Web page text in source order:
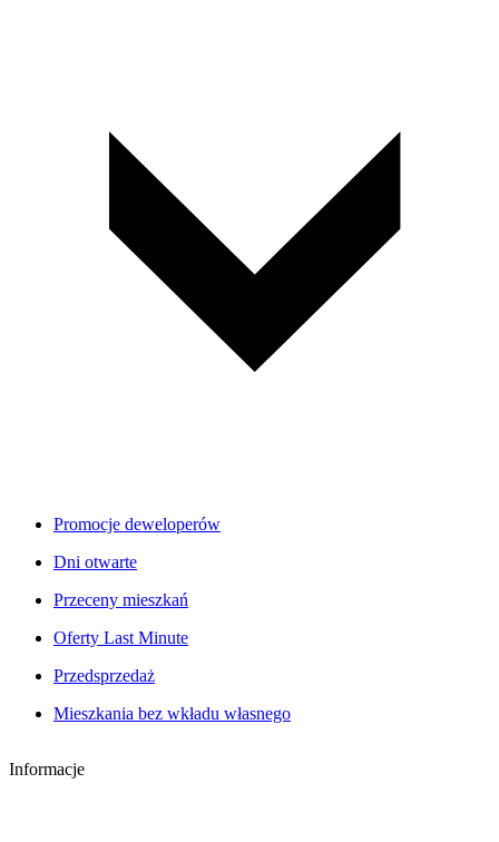
Promocje deweloperów
Dni otwarte
Przeceny mieszkań
Oferty Last Minute
Przedsprzedaż
Mieszkania bez wkładu własnego
Informacje